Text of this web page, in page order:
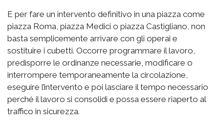
E per fare un intervento definitivo in una piazza come
piazza Roma, piazza Medici o piazza Castigliano, non
basta semplicemente arrivare con gli operai e
sostituire i cubetti. Occorre programmare il lavoro,
predisporre le ordinanze necessarie, modificare o
interrompere temporaneamente la circolazione,
eseguire l’intervento e poi lasciare il tempo necessario
perché il lavoro si consolidi e possa essere riaperto al
traffico in sicurezza.